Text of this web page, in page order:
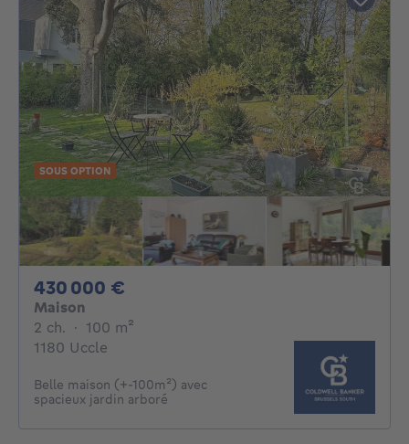
SOUS OPTION
430 000 €
Maison
2 ch. 2 chambres
· 100 m²
1180 Uccle
Belle maison (+-100m²) avec
spacieux jardin arboré